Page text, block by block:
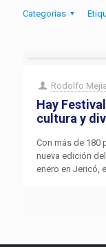
Categorias
Rodolfo Mejia
Hay
cultura y
Con más de 180
nueva edición
enero en Jericó,